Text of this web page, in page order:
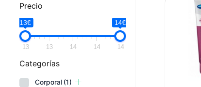
Precio
13€ 14€
13 13 14 14 14
Categorías
Corporal (1)